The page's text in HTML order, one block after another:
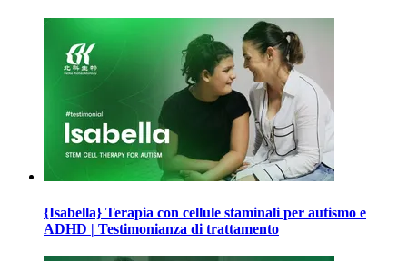
{Isabella} Terapia con cellule staminali per autismo e
ADHD | Testimonianza di trattamento